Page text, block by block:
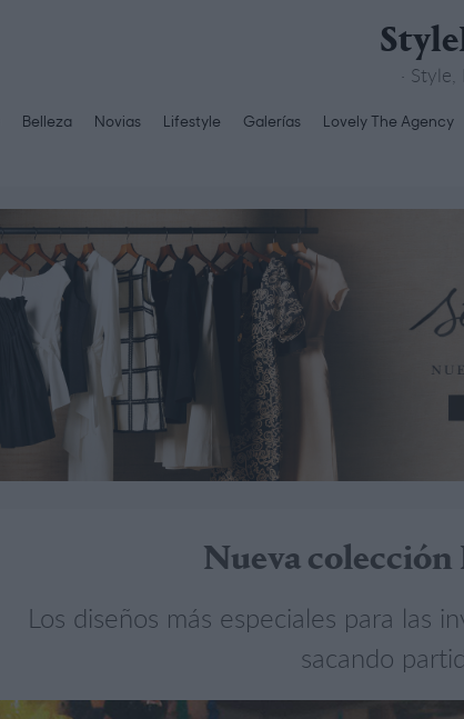
·
Belleza Novias Lifestyle Galerías Lovely The Agency
Nueva
Los diseños más especiales para las
sacando